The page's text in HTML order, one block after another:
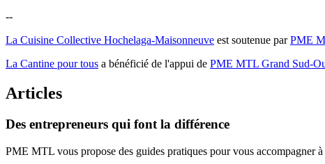
--
La Cuisine Collective Hochelaga-Maisonneuve est soutenue parPME
La Cantine pour tous a bénéficié de l'appui de PME MTL Grand Sud-
Articles
Des entrepreneurs qui font la différence
PME MTL vous propose des guides pratiques pour vous accompagner